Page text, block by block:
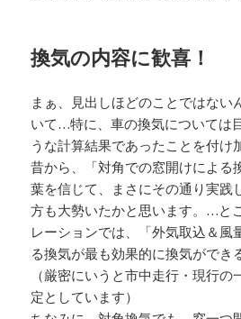
換気の内容に歓喜！
まぁ、見出しほどのことではない
いて…特に、車の換気については
うな計算結果であったことを付け
昔から、「対角での窓開けによる
葉を信じて、まさにその通り実践
方も大勢いたかと思います。…と
レーションでは、「外気取込＆風
る換気が最も効果的に換気ができ
（厳密にいうと市中走行・現行
定としています）